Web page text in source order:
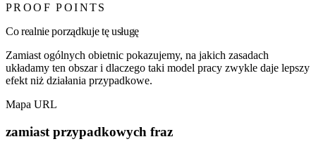
PROOF POINTS
Co realnie porządkuje tę usługę
Zamiast ogólnych obietnic pokazujemy, na jakich zasadach
układamy ten obszar i dlaczego taki model pracy zwykle daje lepszy
efekt niż działania przypadkowe.
Mapa URL
zamiast przypadkowych fraz